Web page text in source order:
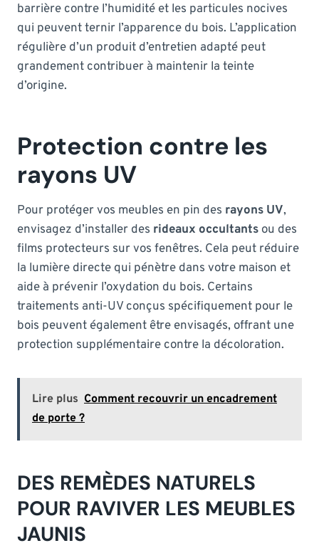
barrière contre l’humidité et les particules nocives
qui peuvent ternir l’apparence du bois. L’application
régulière d’un produit d’entretien adapté peut
grandement contribuer à maintenir la teinte
d’origine.
Protection contre les
rayons UV
Pour protéger vos meubles en pin des rayons UV,
envisagez d’installer des rideaux occultants ou des
films protecteurs sur vos fenêtres. Cela peut réduire
la lumière directe qui pénètre dans votre maison et
aide à prévenir l’oxydation du bois. Certains
traitements anti-UV conçus spécifiquement pour le
bois peuvent également être envisagés, offrant une
protection supplémentaire contre la décoloration.
Lire plus Comment recouvrir un encadrement
de porte ?
DES REMÈDES NATURELS
POUR RAVIVER LES MEUBLES
JAUNIS